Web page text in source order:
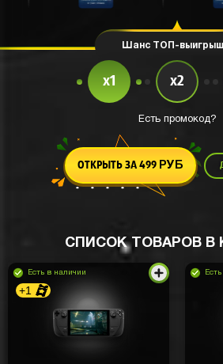
Шанс ТОП-
x1 x2
Есть промокод?
ОТКРЫТЬ ЗА 499 РУБ
СПИСОК ТОВАРОВ В
Есть в наличии
+1